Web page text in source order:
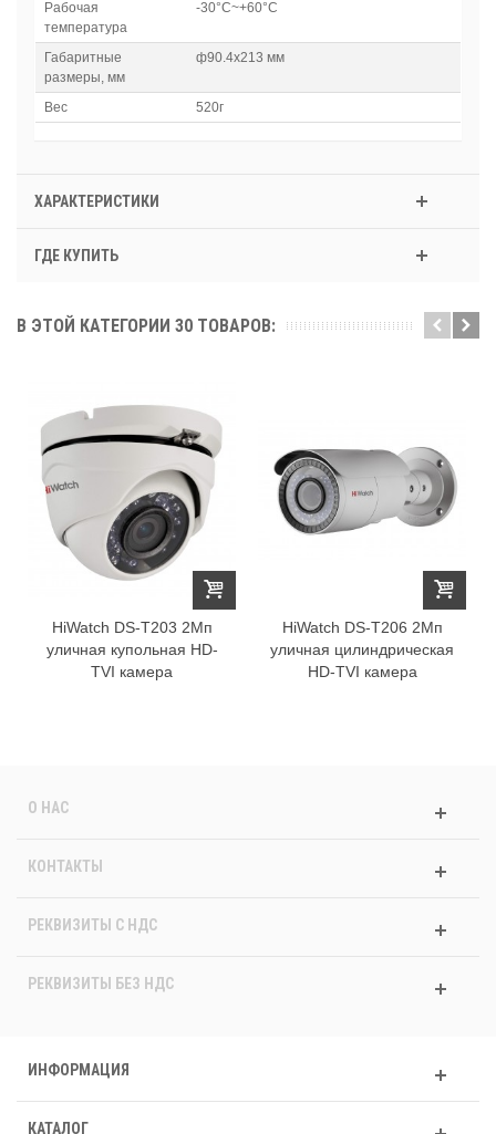
Рабочая
температура
-30°C~+60°C
Габаритные
размеры, мм
ф90.4х213 мм
Вес 520г
ХАРАКТЕРИСТИКИ
ГДЕ КУПИТЬ
В ЭТОЙ КАТЕГОРИИ 30 ТОВАРОВ:
HiWatch DS-T203 2Мп
уличная купольная HD-
TVI камера
HiWatch DS-T206 2Мп
уличная цилиндрическая
HD-TVI камера
О НАС
КОНТАКТЫ
РЕКВИЗИТЫ C НДС
РЕКВИЗИТЫ БЕЗ НДС
ИНФОРМАЦИЯ
КАТАЛОГ